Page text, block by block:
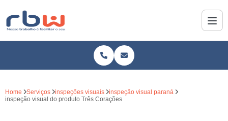
Home Serviços inspeções visuais
inspeção visual paraná
inspeção visual do produto Três Corações